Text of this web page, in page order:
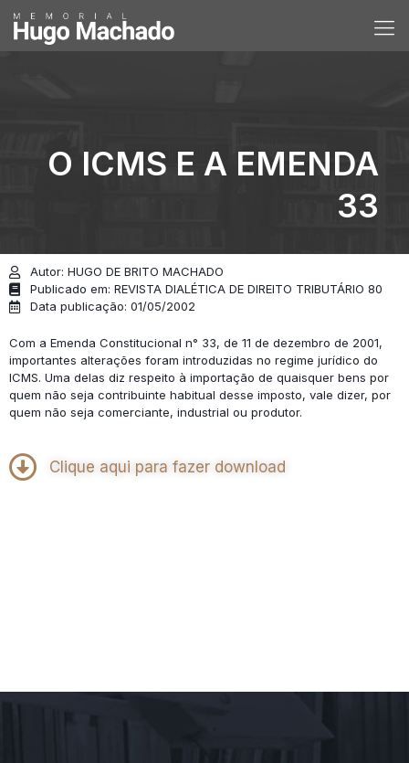
O ICMS E A EMENDA
33
Autor: HUGO DE BRITO MACHADO
Publicado em: REVISTA DIALÉTICA DE DIREITO TRIBUTÁRIO 80
Data publicação: 01/05/2002
Com a Emenda Constitucional n° 33, de 11 de dezembro de 2001,
importantes alterações foram introduzidas no regime jurídico do
ICMS. Uma delas diz respeito à importação de quaisquer bens por
quem não seja contribuinte habitual desse imposto, vale dizer, por
quem não seja comerciante, industrial ou produtor.
Clique aqui para fazer download